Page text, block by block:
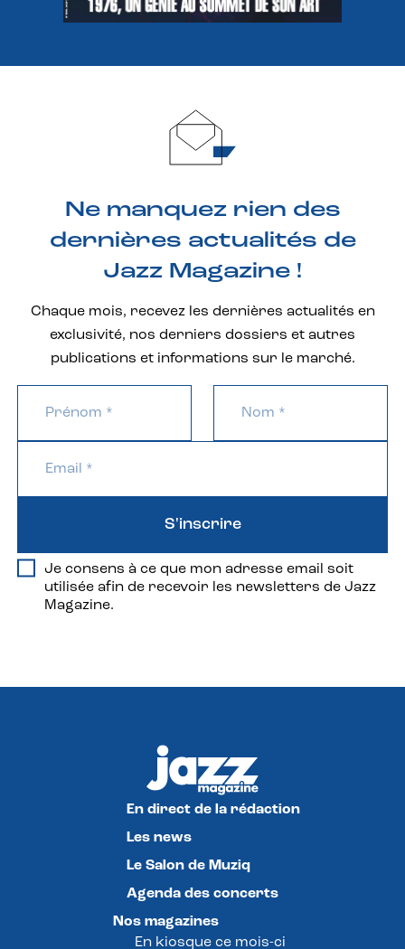
Ne manquez rien des
dernières actualités de
Jazz Magazine !
Chaque mois, recevez les dernières actualités en
exclusivité, nos derniers dossiers et autres
publications et informations sur le marché.
Je consens à ce que mon adresse email soit
utilisée afin de recevoir les newsletters de Jazz
Magazine.
S'inscrire
En direct de la rédaction
Les news
Le Salon de Muziq
Agenda des concerts
Nos magazines
En kiosque ce mois-ci